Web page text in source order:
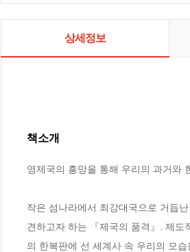
상세정보
책소개
영제국의 흥망을 통해 우리의 과거와
작은 섬나라에서 최강대국으로 거듭
견하고자 하는 『제국의 품격』. 제도
의 한복판에 선 세계사 속 우리의 모